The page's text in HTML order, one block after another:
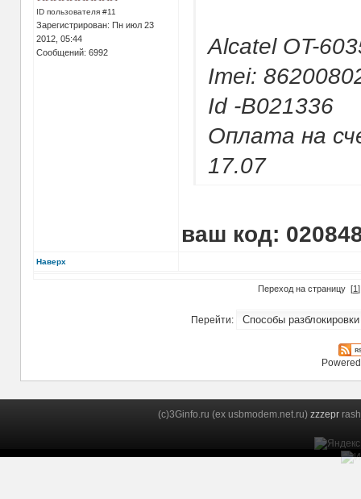
ID пользователя #11
Зарегистрирован: Пн июл 23
2012, 05:44
Сообщений: 6992
Alcatel OT-
Imei:
Id -B021336
Оплата на
17.07
ваш код:
Наверх
Переход на страницу [1
Перейти:
(c)3Ginfo.ru (ex usbmodem.net.ru) zzzepr